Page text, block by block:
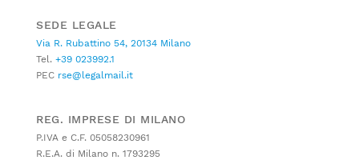
SEDE LEGALE
Via R. Rubattino 54, 20134 Milano
Tel. +39 023992.1
PEC rse@legalmail.it
REG. IMPRESE DI MILANO
P.IVA e C.F. 05058230961
R.E.A. di Milano n. 1793295